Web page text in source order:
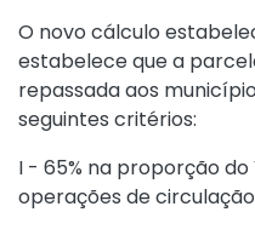
O novo cálculo
estabelece que a
repassada aos
seguintes critérios:
I - 65% na proporção
operações de